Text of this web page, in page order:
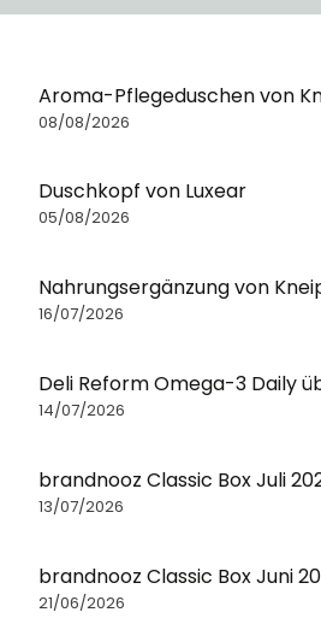
Aroma-Pflegeduschen von
08/08/2026
Duschkopf von Luxear
05/08/2026
Nahrungsergänzung von
16/07/2026
Deli Reform Omega-3 Daily
14/07/2026
brandnooz Classic Box Juli
13/07/2026
brandnooz Classic Box Juni
21/06/2026